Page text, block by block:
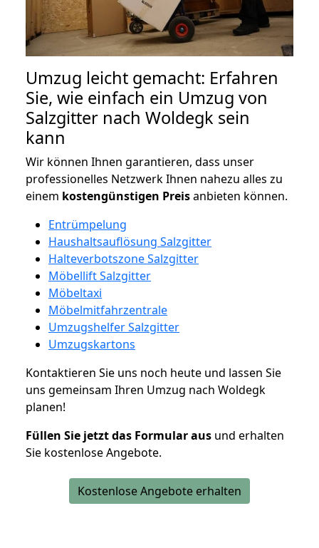
Umzug leicht gemacht: Erfahren
Sie, wie einfach ein Umzug von
Salzgitter nach Woldegk sein
kann
Wir können Ihnen garantieren, dass unser
professionelles Netzwerk Ihnen nahezu alles zu
einem kostengünstigen Preisanbieten können.
Entrümpelung
Haushaltsauflösung Salzgitter
Halteverbotszone Salzgitter
Möbellift Salzgitter
Möbeltaxi
Möbelmitfahrzentrale
Umzugshelfer Salzgitter
Umzugskartons
Kontaktieren Sie uns noch heute und lassen Sie
uns gemeinsam Ihren Umzug nach Woldegk
planen!
Füllen Sie jetzt das Formular aus und erhalten
Sie kostenlose Angebote.
Kostenlose Angebote erhalten